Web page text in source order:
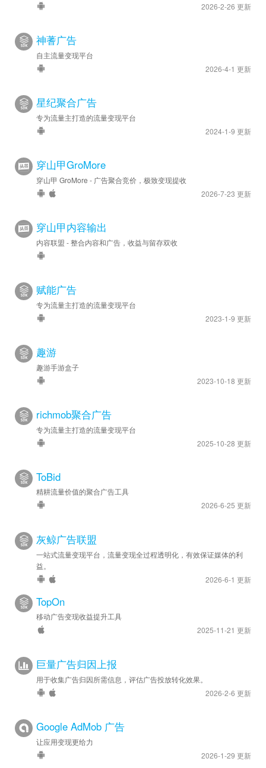
2026-2-26 更新
神蓍广告
自主流量变现平台
2026-4-1 更新
星纪聚合广告
专为流量主打造的流量变现平台
2024-1-9 更新
穿山甲GroMore
穿山甲 GroMore - 广告聚合竞价，极致变现提收
2026-7-23 更新
穿山甲内容输出
内容联盟 - 整合内容和广告，收益与留存双收
赋能广告
专为流量主打造的流量变现平台
2023-1-9 更新
趣游
趣游手游盒子
2023-10-18 更新
richmob聚合广告
专为流量主打造的流量变现平台
2025-10-28 更新
ToBid
精耕流量价值的聚合广告工具
2026-6-25 更新
灰鲸广告联盟
一站式流量变现平台，流量变现全过程透明化，有效保证媒体的利
益。
2026-6-1 更新
TopOn
移动广告变现收益提升工具
2025-11-21 更新
巨量广告归因上报
用于收集广告归因所需信息，评估广告投放转化效果。
2026-2-6 更新
Google AdMob 广告
让应用变现更给力
2026-1-29 更新